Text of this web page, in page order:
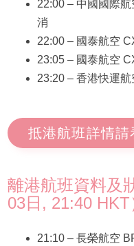
22:00 – 中國國際
消
22:00 – 國泰航空
23:05 – 國泰航空
23:20 – 香港快運
抵港航班詳情請
離港航班資料及
03日, 21:40 HKT
21:10 – 長榮航空